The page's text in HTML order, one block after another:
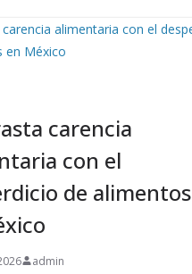
carencia
con el
de alimentos
admin